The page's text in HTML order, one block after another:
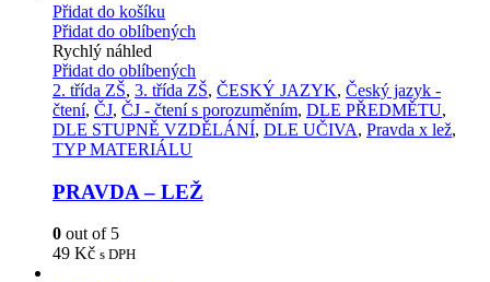
Přidat do košíku
Přidat do oblíbených
Rychlý náhled
Přidat do oblíbených
2. třída ZŠ, 3. třída ZŠ, ČESKÝ JAZYK, Český jazyk -
čtení, ČJ, ČJ - čtení s porozuměním, DLE PŘEDMĚTU,
DLE STUPNĚ VZDĚLÁNÍ, DLE UČIVA, Pravda x lež,
TYP MATERIÁLU
PRAVDA – LEŽ
0 out of 5
49 Kč s DPH